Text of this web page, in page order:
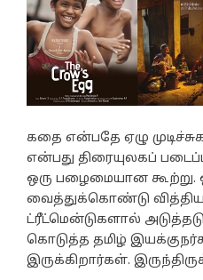
கதை என்பதே ஏழு
என்பது திரையுலகப்
ஒரு பழைமையான
வைத்துக்கொண்டு
ட்ரீட்மென்டுகளால்
கொடுத்த தமிழ்
இருக்கிறார்கள்.